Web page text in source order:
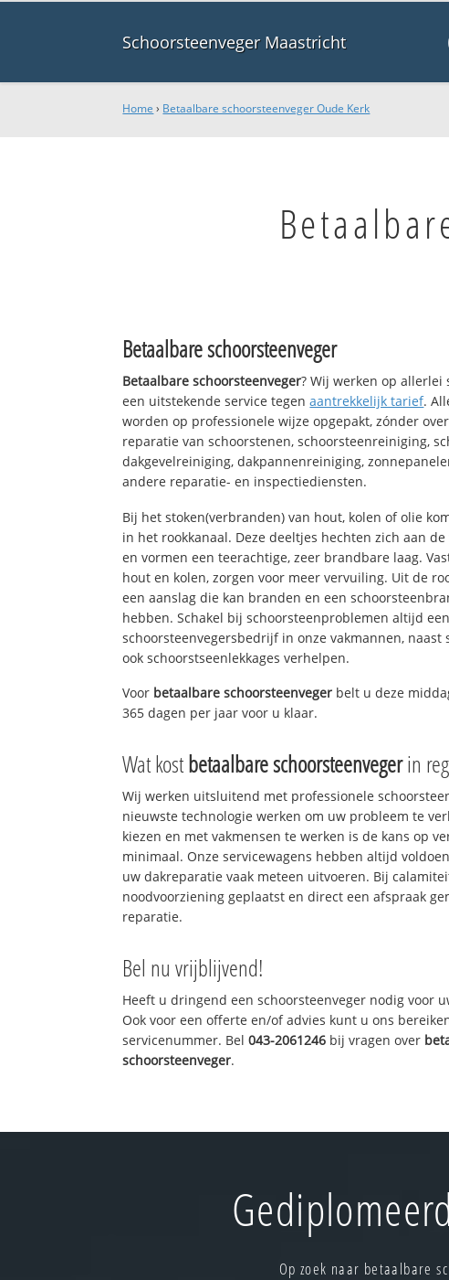
Schoorsteenveger Maastricht
Home › Betaalbare schoorsteenveger Oude Kerk
Betaalbare schoorsteenveger
Betaalbare schoorsteenveger? Wij werken op
een uitstekende service tegenaantrekkelijk tarief.
worden op professionele wijze opgepakt, zónder
reparatie van schoorstenen, schoorsteenreiniging,
dakgevelreiniging, dakpannenreiniging,
andere reparatie- en inspectiediensten.
Bij het stoken(verbranden) van hout, kolen of olie
in het rookkanaal. Deze deeltjes hechten zich aan
en vormen een teerachtige, zeer brandbare laag.
hout en kolen, zorgen voor meer vervuiling. Uit de
een aanslag die kan branden en een
hebben. Schakel bij schoorsteenproblemen altijd
schoorsteenvegersbedrijf in onze vakmannen, naast
ook schoorstseenlekkages verhelpen.
Voor betaalbare schoorsteenveger belt u deze
365 dagen per jaar voor u klaar.
Wat kostbetaalbare schoorsteenvegerin
Wij werken uitsluitend met professionele
nieuwste technologie werken om uw probleem te
kiezen en met vakmensen te werken is de kans op
minimaal. Onze servicewagens hebben altijd
uw dakreparatie vaak meteen uitvoeren. Bij
noodvoorziening geplaatst en direct een afspraak
reparatie.
Bel nu vrijblijvend!
Heeft u dringend een schoorsteenveger nodig voor
Ook voor een offerte en/of advies kunt u ons
servicenummer. Bel043-2061246 bij vragen over
schoorsteenveger.
Op zoek naar betaalbare